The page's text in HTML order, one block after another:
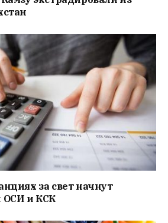
за свет начнут
ОСИ и КСК